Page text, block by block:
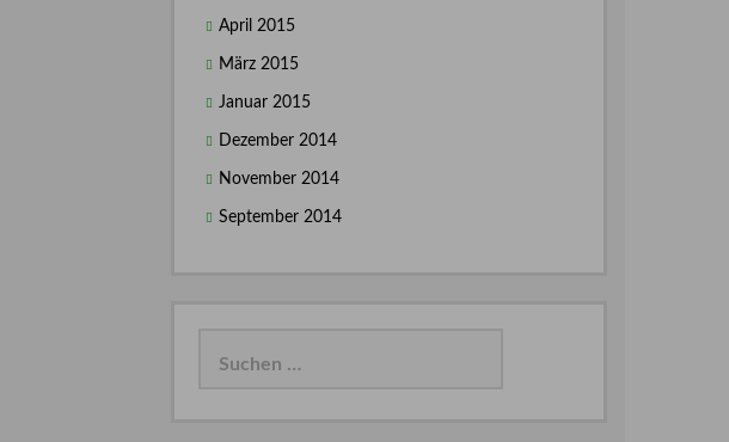
April 2015
März 2015
Januar 2015
Dezember 2014
November 2014
September 2014